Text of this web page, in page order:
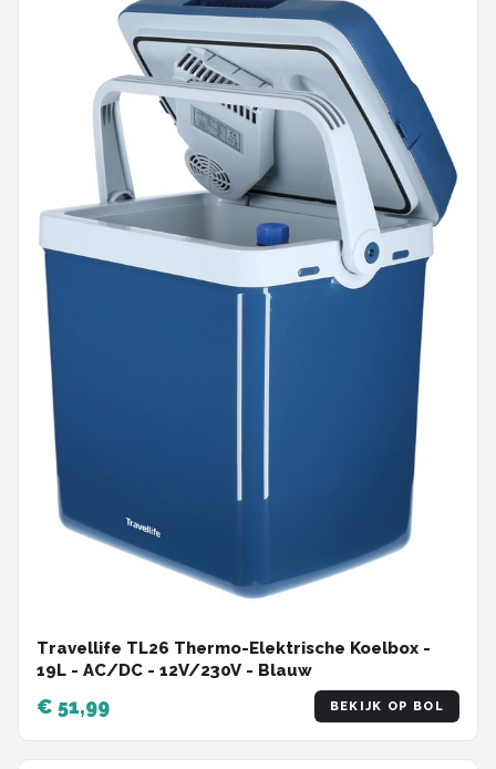
Travellife TL26 Thermo-Elektrische Koelbox -
19L - AC/DC - 12V/230V - Blauw
€ 51,99 BEKIJK OP BOL